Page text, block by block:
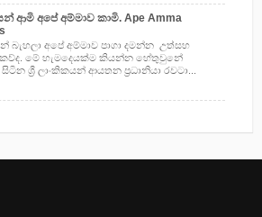
ආමි අපේ අම්මාව කාමි. Ape Amma
බැහලා අපේ අම්මාව පාගා දමන්න උත්සහ
මේ හැමදෙයක්ම කියන්න හේතුවුනේ
ශ්‍රී ලාංකිකයන් ආයතන ප්‍රධානියා රවටා...